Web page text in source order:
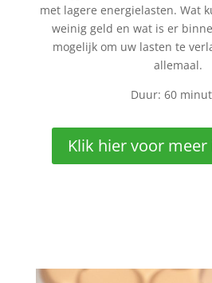
met lagere energielasten. Wat
weinig geld en wat is er
mogelijk om uw lasten te
allemaal.
Duur: 60
Klik hier voor